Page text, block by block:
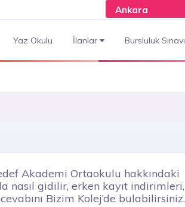
Yaz Okulu İlanlar Bursluluk Sınavı
Akademi Ortaokulu hakkındaki
nasıl gidilir, erken kayıt indirimleri,
Bizim Kolej’de bulabilirsiniz.